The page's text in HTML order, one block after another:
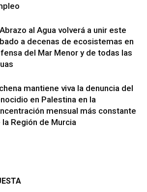
al Agua volverá a unir este
a decenas de ecosistemas en
del Mar Menor y de todas las
mantiene viva la denuncia del
en Palestina en la
mensual más constante
la Región de Murcia